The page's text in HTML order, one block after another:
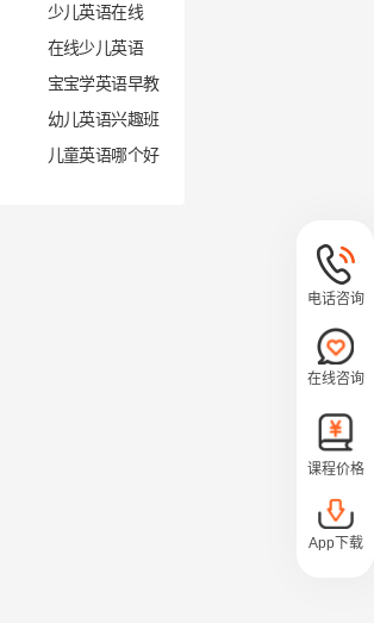
少儿英语在线
在线少儿英语
宝宝学英语早教
幼儿英语兴趣班
儿童英语哪个好
电话咨询
在线咨询
课程价格
App下载